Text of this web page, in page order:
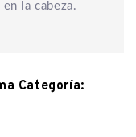
la cabeza.
Categoría: